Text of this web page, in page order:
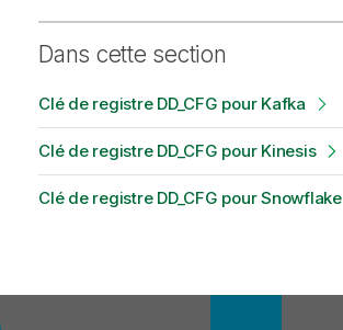
Dans cette section
Clé de registre DD_CFG pour Kafka
Clé de registre DD_CFG pour Kinesis
Clé de registre DD_CFG pour Snowflake